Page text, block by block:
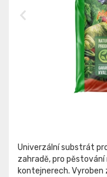
Univerzální substrát
zahradě, pro
kontejnerech. Vyroben